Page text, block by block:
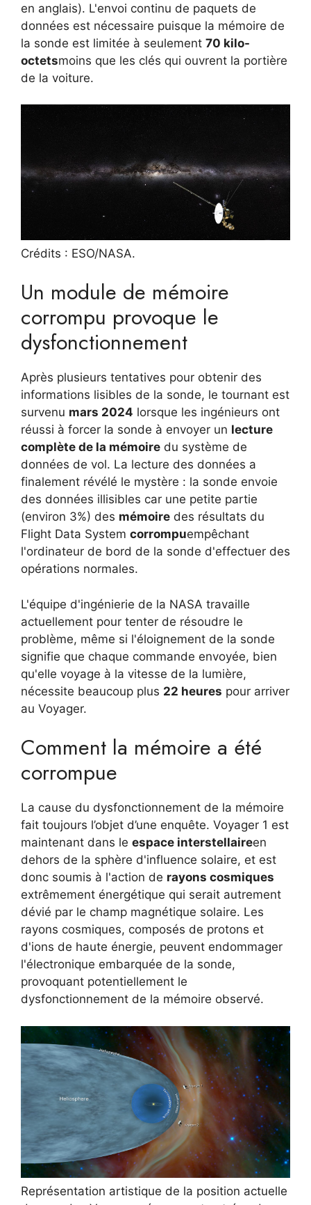
en anglais). L'envoi continu de paquets de
données est nécessaire puisque la mémoire de
la sonde est limitée à seulement 70 kilo-
octetsmoins que les clés qui ouvrent la portière
de la voiture.
Crédits : ESO/NASA.
Un module de mémoire
corrompu provoque le
dysfonctionnement
Après plusieurs tentatives pour obtenir des
informations lisibles de la sonde, le tournant est
survenu mars 2024 lorsque les ingénieurs ont
réussi à forcer la sonde à envoyer un lecture
complète de la mémoire du système de
données de vol. La lecture des données a
finalement révélé le mystère : la sonde envoie
des données illisibles car une petite partie
(environ 3%) des mémoire des résultats du
Flight Data System corrompuempêchant
l'ordinateur de bord de la sonde d'effectuer des
opérations normales.
L'équipe d'ingénierie de la NASA travaille
actuellement pour tenter de résoudre le
problème, même si l'éloignement de la sonde
signifie que chaque commande envoyée, bien
qu'elle voyage à la vitesse de la lumière,
nécessite beaucoup plus 22 heures pour arriver
au Voyager.
Comment la mémoire a été
corrompue
La cause du dysfonctionnement de la mémoire
fait toujours l’objet d’une enquête. Voyager 1 est
maintenant dans le espace interstellaireen
dehors de la sphère d'influence solaire, et est
donc soumis à l'action de rayons cosmiques
extrêmement énergétique qui serait autrement
dévié par le champ magnétique solaire. Les
rayons cosmiques, composés de protons et
d'ions de haute énergie, peuvent endommager
l'électronique embarquée de la sonde,
provoquant potentiellement le
dysfonctionnement de la mémoire observé.
Représentation artistique de la position actuelle